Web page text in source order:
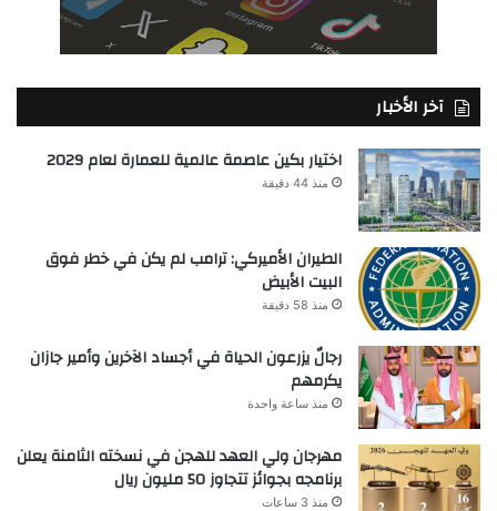
آخر الأخبار
اختيار بكين عاصمة عالمية للعمارة لعام 2029
منذ 44 دقيقة
الطيران الأميركي: ترامب لم يكن في خطر فوق
البيت الأبيض
منذ 58 دقيقة
رجالٌ يزرعون الحياة في أجساد الآخرين وأمير جازان
يكرمهم
منذ ساعة واحدة
مهرجان ولي العهد للهجن في نسخته الثامنة يعلن
برنامجه بجوائز تتجاوز 50 مليون ريال
منذ 3 ساعات